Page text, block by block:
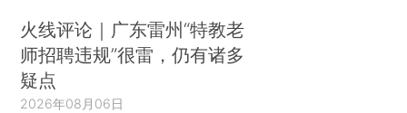
火线评论｜广东雷州“特教老
师招聘违规”很雷，仍有诸多
疑点
2026年08月06日